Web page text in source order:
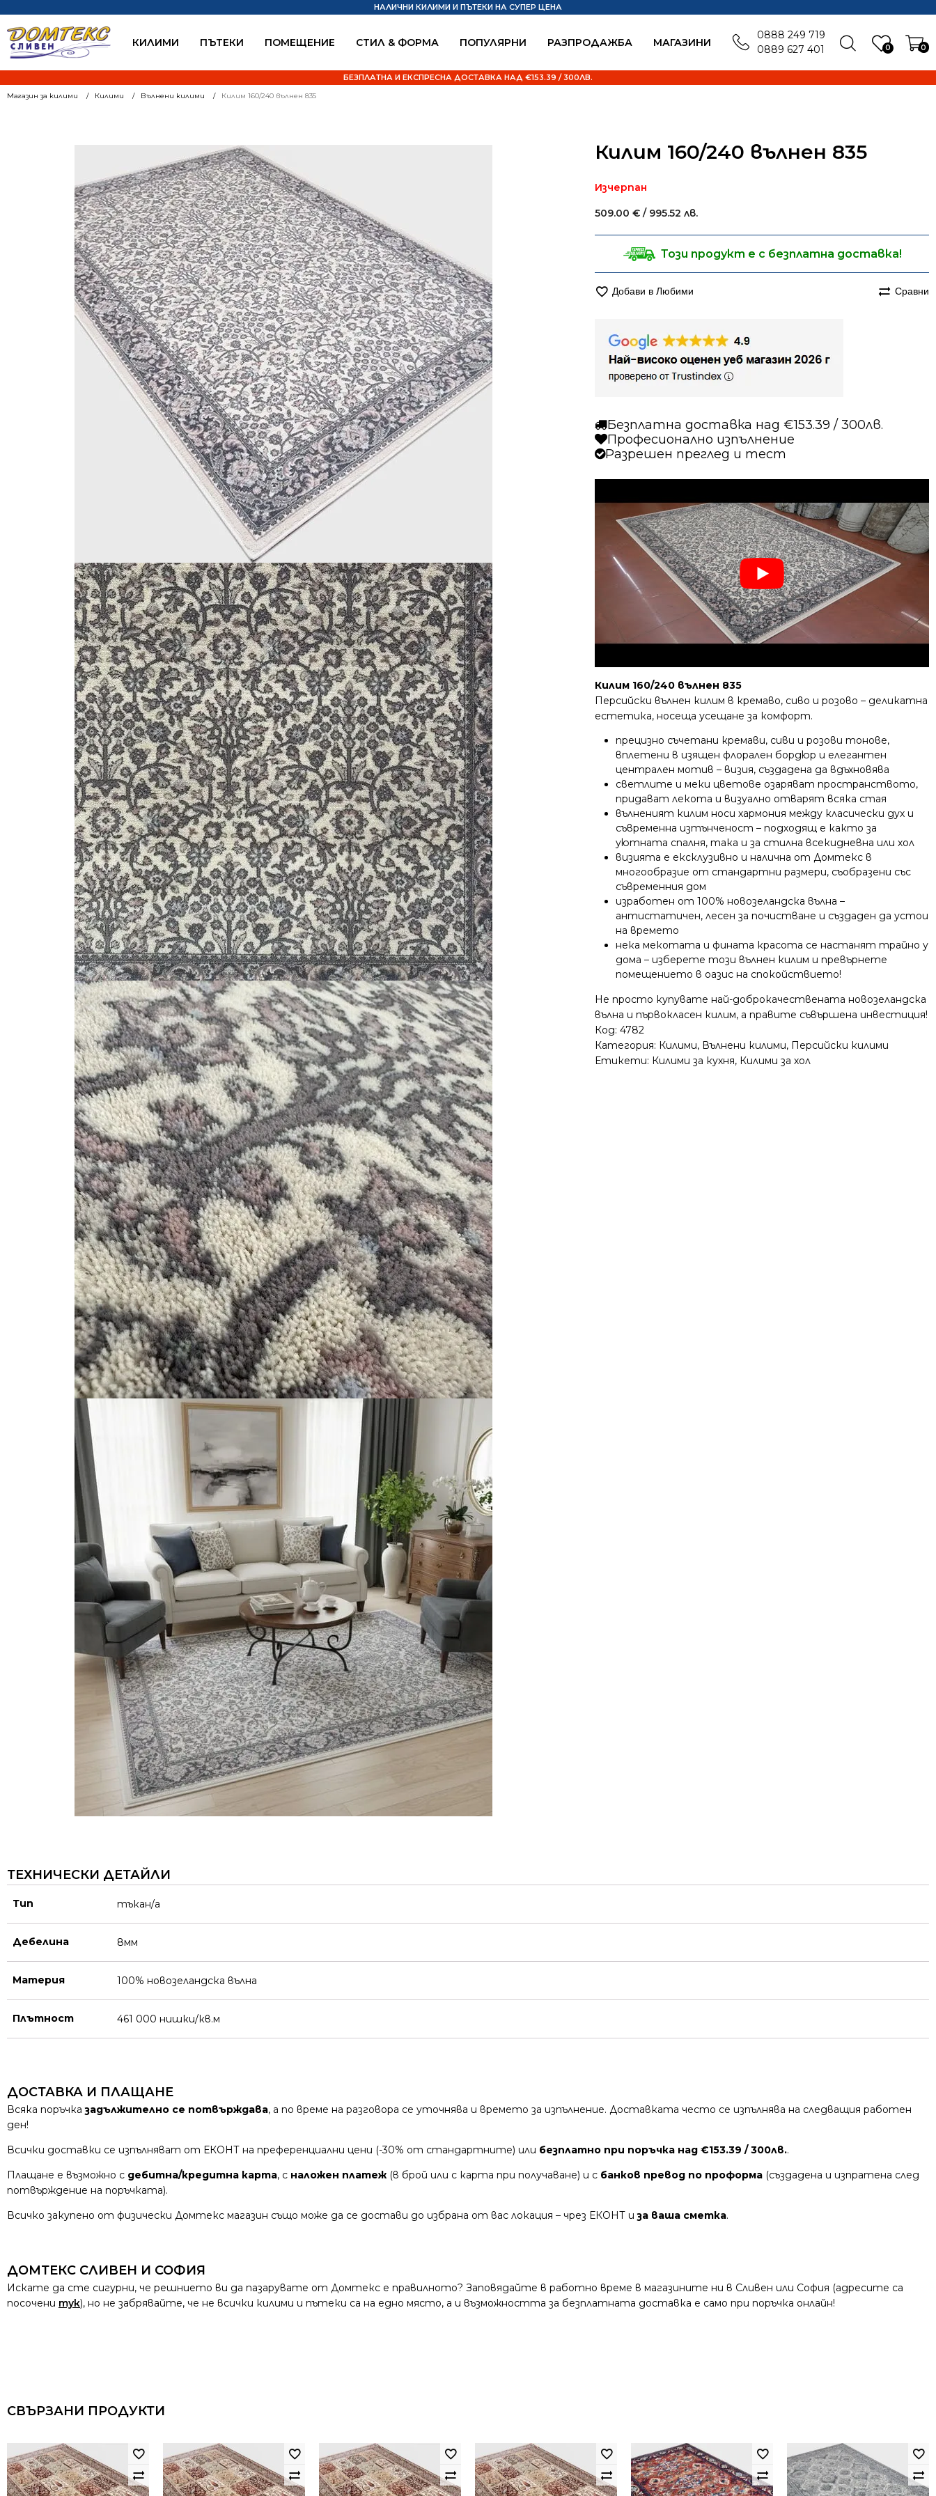
КИЛИМИ ПЪТЕКИ ПОМЕЩЕНИЕ СТИЛ & ФОРМА ПОПУЛЯРНИ РАЗПРОДАЖБА MАГАЗИНИ 0 0
НАЛИЧНИ КИЛИМИ И ПЪТЕКИ НА СУПЕР ЦЕНА
БЕЗПЛАТНА И ЕКСПРЕСНА ДОСТАВКА НАД €153.39 / 300ЛВ.
0888 249 719
0889 627 401
Магазин за килими Килими Вълнени килими Килим 160/240 вълнен 835
Килим 160/240 вълнен 835
Изчерпан
509.00€ / 995.52 лв.
Този продукт е с безплатна доставка!
Добави в Любими Сравни
Безплатна доставка над €153.39 / 300лв.
Професионално изпълнение
Разрешен преглед и тест
Килим 160/240 вълнен 835
Персийски вълнен килим в кремаво, сиво и розово – деликатна
естетика, носеща усещане за комфорт.
прецизно съчетани кремави, сиви и розови тонове,
вплетени в изящен флорален бордюр и елегантен
централен мотив – визия, създадена да вдъхновява
светлите и меки цветове озаряват пространството,
придават лекота и визуално отварят всяка стая
вълненият килим носи хармония между класически дух и
съвременна изтънченост – подходящ е както за
уютната спалня, така и за стилна всекидневна или хол
визията е ексклузивно и налична от Домтекс в
многообразие от стандартни размери, съобразени със
съвременния дом
изработен от 100% новозеландска вълна –
антистатичен, лесен за почистване и създаден да устои
на времето
нека мекотата и фината красота се настанят трайно у
дома – изберете този вълнен килим и превърнете
помещението в оазис на спокойствието!
Не просто купувате най-доброкачествената новозеландска
вълна и първокласен килим, а правите съвършена инвестиция!
Код:4782
Категория: Килими, Вълнени килими, Персийски килими
Етикети: Килими за кухня, Килими за хол
ТЕХНИЧЕСКИ ДЕТАЙЛИ
Тип тъкан/а
Дебелина 8мм
Материя 100% новозеландска вълна
Плътност 461 000 нишки/кв.м
ДОСТАВКА И ПЛАЩАНЕ
Всяка поръчказадължително се потвърждава, а по време на разговора се уточнява и времето за изпълнение. Доставката често се изпълнява на следващия работен
ден!
Всички доставки се изпълняват от ЕКОНТ на преференциални цени (-30% от стандартните) или безплатно при поръчка над €153.39 / 300лв..
Плащане е възможно с дебитна/кредитна карта, с наложен платеж (в брой или с карта при получаване) и с банков превод по проформа (създадена и изпратена след
потвърждение на поръчката).
Всичко закупено от физически Домтекс магазин също може да се достави до избрана от вас локация – чрез ЕКОНТ иза ваша сметка.
ДОМТЕКС СЛИВЕН И СОФИЯ
Искате да сте сигурни, че решнието ви да пазарувате от Домтекс е правилното? Заповядайте в работно време в магазините ни в Сливен или София (адресите са
посочени тук), но не забрявайте, че не всички килими и пътеки са на едно място, а и възможността за безплатната доставка е само при поръчка онлайн!
СВЪРЗАНИ ПРОДУКТИ